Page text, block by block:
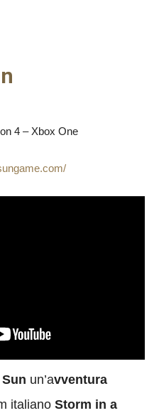
4 – Xbox One
un’avventura
italiano Storm in a